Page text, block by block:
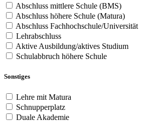
Abschluss mittlere Schule (BMS)
Abschluss höhere Schule (Matura)
Abschluss Fachhochschule/Universität
Lehrabschluss
Aktive Ausbildung/aktives Studium
Schulabbruch höhere Schule
Sonstiges
Lehre mit Matura
Schnupperplatz
Duale Akademie